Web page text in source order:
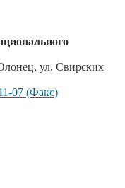
ул. Свирских
07 (Факс)